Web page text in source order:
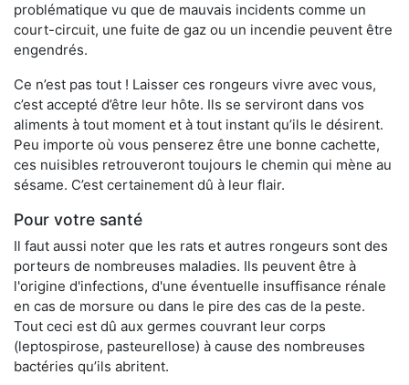
problématique vu que de mauvais incidents comme un
court-circuit, une fuite de gaz ou un incendie peuvent être
engendrés.
Ce n’est pas tout ! Laisser ces rongeurs vivre avec vous,
c’est accepté d’être leur hôte. Ils se serviront dans vos
aliments à tout moment et à tout instant qu’ils le désirent.
Peu importe où vous penserez être une bonne cachette,
ces nuisibles retrouveront toujours le chemin qui mène au
sésame. C’est certainement dû à leur flair.
Pour votre santé
Il faut aussi noter que les rats et autres rongeurs sont des
porteurs de nombreuses maladies. Ils peuvent être à
l'origine d'infections, d'une éventuelle insuffisance rénale
en cas de morsure ou dans le pire des cas de la peste.
Tout ceci est dû aux germes couvrant leur corps
(leptospirose, pasteurellose) à cause des nombreuses
bactéries qu’ils abritent.